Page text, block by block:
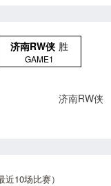
济南RW侠 胜
GAME1
济南RW侠
10场比赛）